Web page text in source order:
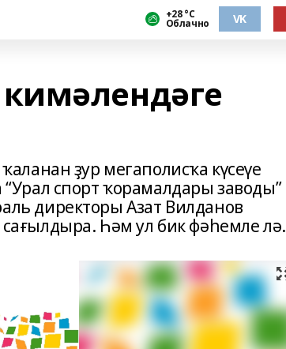
+28 °С
Облачно VK
ҙур мегаполисҡа күсеүе
спорт ҡорамалдары заводы”
директоры Азат Вилданов
Һәм ул бик фәһемле лә.